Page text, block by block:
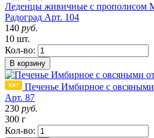
Леденцы живичные с прополисом
Радоград Арт. 104
140 руб.
10 шт.
Кол-во:
В корзину
Печенье Имбирное с
Арт. 87
230 руб.
300 г
Кол-во: